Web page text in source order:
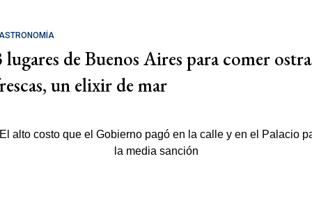
lugares de Buenos Aires para comer
un elixir de mar